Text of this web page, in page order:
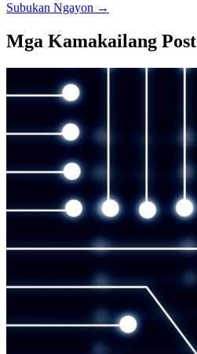
Subukan Ngayon →
Mga Kamakailang Post